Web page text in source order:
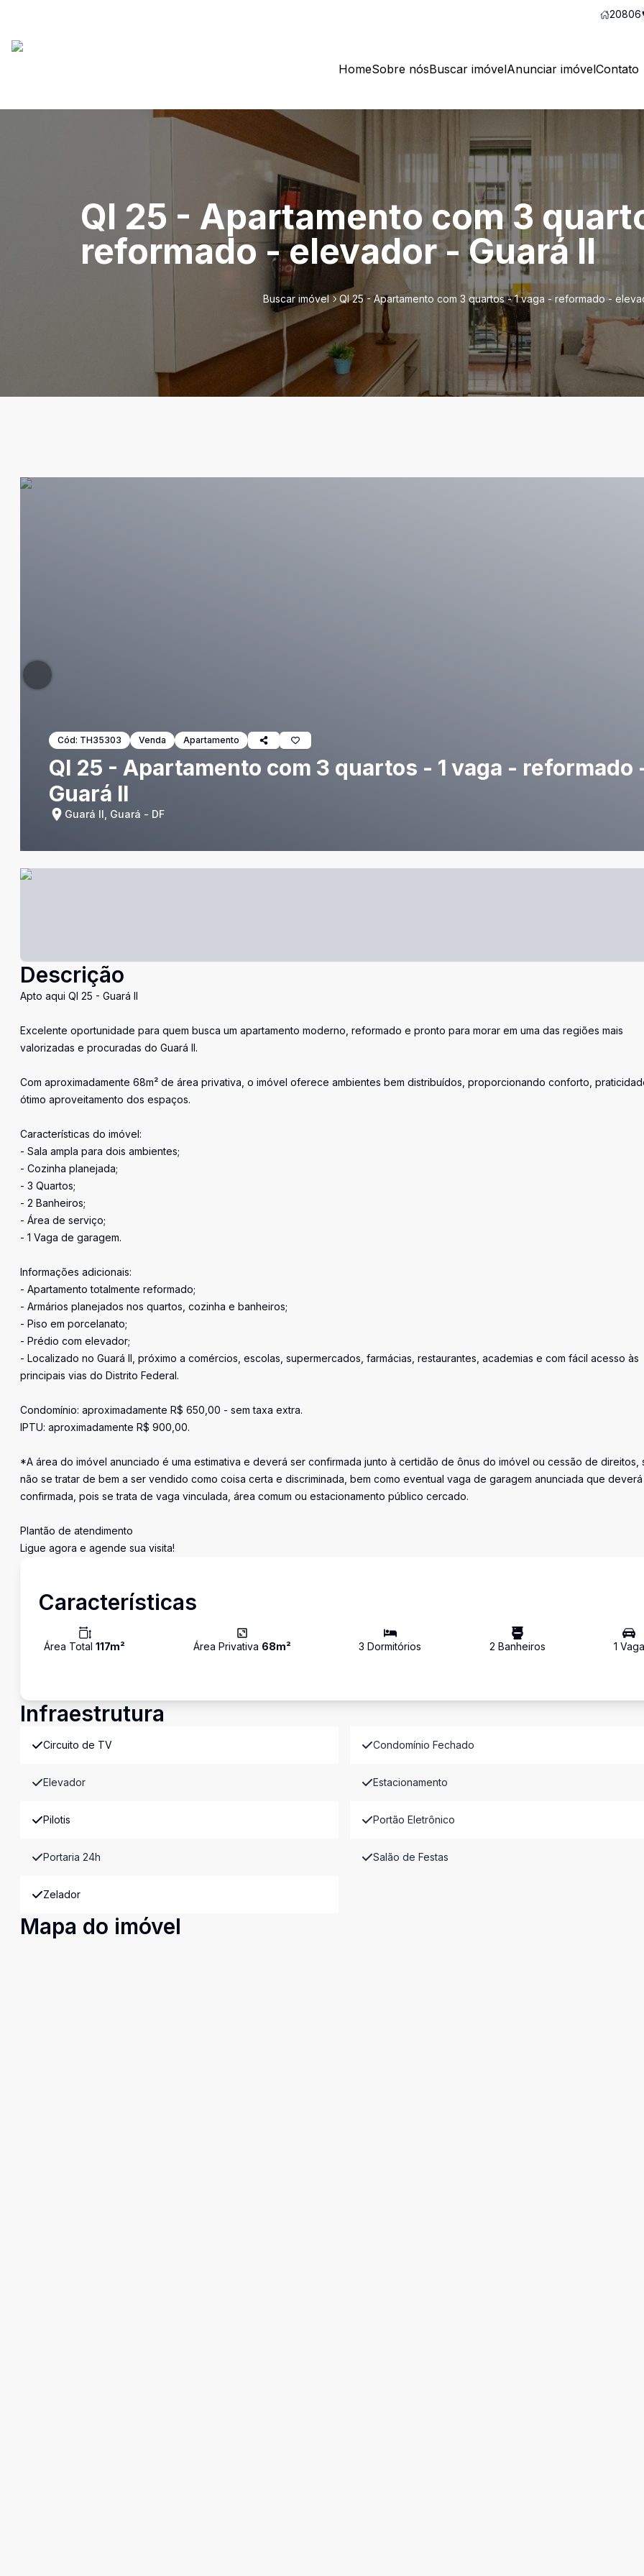
20806
HomeSobre nósBuscar imóvelAnunciar imóvelContato
QI 25 - Apartamento com 3
reformado - elevador - Guará II
Buscar imóvel QI 25 - Apartamento com 3 quartos - 1 vaga - reformado -
Cód: TH35303 Venda Apartamento
QI 25 - Apartamento com 3 quartos - 1 vaga - reformado
Guará II
Guará II, Guará - DF
Descrição
Apto aqui QI 25 - Guará II
Excelente oportunidade para quem busca um apartamento moderno, reformado e pronto para morar em uma das regiões mais
valorizadas e procuradas do Guará II.
Com aproximadamente 68m² de área privativa, o imóvel oferece ambientes bem distribuídos, proporcionando conforto,
ótimo aproveitamento dos espaços.
Características do imóvel:
- Sala ampla para dois ambientes;
- Cozinha planejada;
- 3 Quartos;
- 2 Banheiros;
- Área de serviço;
- 1 Vaga de garagem.
Informações adicionais:
- Apartamento totalmente reformado;
- Armários planejados nos quartos, cozinha e banheiros;
- Piso em porcelanato;
- Prédio com elevador;
- Localizado no Guará II, próximo a comércios, escolas, supermercados, farmácias, restaurantes, academias e com fácil acesso às
principais vias do Distrito Federal.
Condomínio: aproximadamente R$ 650,00 - sem taxa extra.
IPTU: aproximadamente R$ 900,00.
*A área do imóvel anunciado é uma estimativa e deverá ser confirmada junto à certidão de ônus do imóvel ou cessão de direitos,
não se tratar de bem a ser vendido como coisa certa e discriminada, bem como eventual vaga de garagem anunciada que
confirmada, pois se trata de vaga vinculada, área comum ou estacionamento público cercado.
Plantão de atendimento
Ligue agora e agende sua visita!
Características
Área Total 117m² Área Privativa 68m² 3 Dormitórios 2 Banheiros 1 Vaga
Infraestrutura
Circuito de TV Condomínio Fechado
Elevador Estacionamento
Pilotis Portão Eletrônico
Portaria 24h Salão de Festas
Zelador
Mapa do imóvel